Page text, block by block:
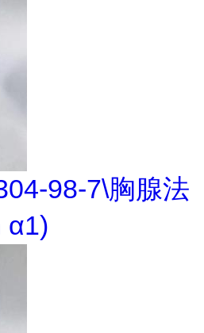
98-7\胸腺法
α1)